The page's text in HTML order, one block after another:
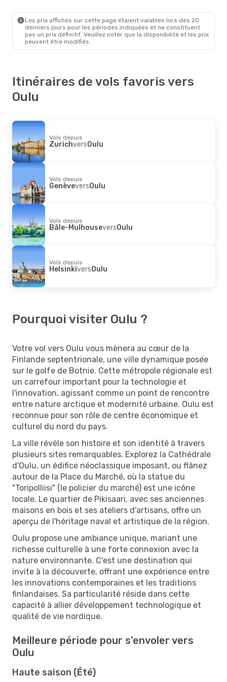
Les prix affichés sur cette page étaient valables lors des 20
derniers jours pour les périodes indiquées et ne constituent
pas un prix définitif. Veuillez noter que la disponibilité et les prix
peuvent être modifiés.
Itinéraires de vols favoris vers
Oulu
Vols depuis
ZurichversOulu
Vols depuis
GenèveversOulu
Vols depuis
Bâle-MulhouseversOulu
Vols depuis
HelsinkiversOulu
Pourquoi visiter Oulu ?
Votre vol vers Oulu vous mènera au cœur de la
Finlande septentrionale, une ville dynamique posée
sur le golfe de Botnie. Cette métropole régionale est
un carrefour important pour la technologie et
l'innovation, agissant comme un point de rencontre
entre nature arctique et modernité urbaine. Oulu est
reconnue pour son rôle de centre économique et
culturel du nord du pays.
La ville révèle son histoire et son identité à travers
plusieurs sites remarquables. Explorez la Cathédrale
d'Oulu, un édifice néoclassique imposant, ou flânez
autour de la Place du Marché, où la statue du
"Toripolliisi" (le policier du marché) est une icône
locale. Le quartier de Pikisaari, avec ses anciennes
maisons en bois et ses ateliers d'artisans, offre un
aperçu de l'héritage naval et artistique de la région.
Oulu propose une ambiance unique, mariant une
richesse culturelle à une forte connexion avec la
nature environnante. C'est une destination qui
invite à la découverte, offrant une expérience entre
les innovations contemporaines et les traditions
finlandaises. Sa particularité réside dans cette
capacité à allier développement technologique et
qualité de vie nordique.
Meilleure période pour s'envoler vers
Oulu
Haute saison (Été)